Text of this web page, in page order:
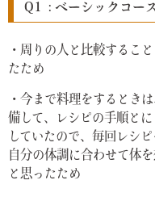
Q1 : ベーシックコー
・周りの人と比較するこ
たため
・今まで料理をするとき
備して、レシピの手順と
していたので、毎回レシ
自分の体調に合わせて体
と思ったため